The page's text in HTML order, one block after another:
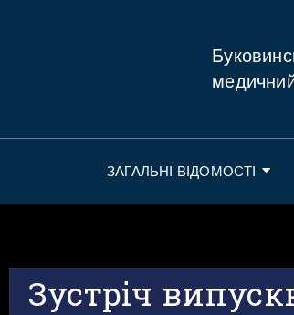
ЗАГАЛЬНІ ВІДОМОСТІ
Зустріч